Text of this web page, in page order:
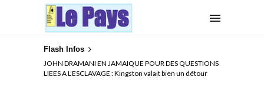
Flash Infos
JOHN DRAMANI EN JAMAIQUE POUR DES QUESTIONS
LIEES A L’ESCLAVAGE : Kingston valait bien un détour
ELECTION DE TALON A LA TETE DU SENAT BENINOIS :
Quand Patrice quitte le pouvoir sans partir !